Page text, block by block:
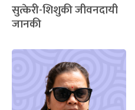
सुत्केरी-शिशुकी जीवनदायी
जानकी